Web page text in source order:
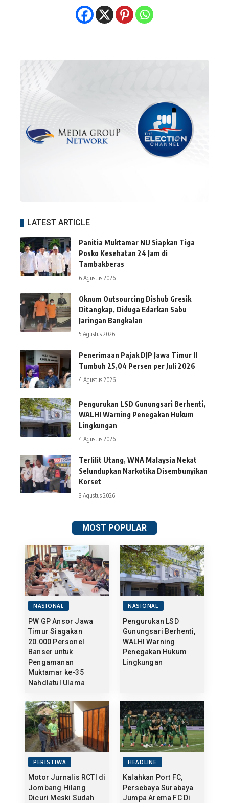
LATEST ARTICLE
Panitia Muktamar NU Siapkan Tiga
Posko Kesehatan 24 Jam di
Tambakberas
6 Agustus 2026
Oknum Outsourcing Dishub Gresik
Ditangkap, Diduga Edarkan Sabu
Jaringan Bangkalan
5 Agustus 2026
Penerimaan Pajak DJP Jawa Timur II
Tumbuh 25,04 Persen per Juli 2026
4 Agustus 2026
Pengurukan LSD Gunungsari Berhenti,
WALHI Warning Penegakan Hukum
Lingkungan
4 Agustus 2026
Terlilit Utang, WNA Malaysia Nekat
Selundupkan Narkotika Disembunyikan
Korset
3 Agustus 2026
MOST POPULAR
NASIONAL
PW GP Ansor Jawa
Timur Siagakan
20.000 Personel
Banser untuk
Pengamanan
Muktamar ke-35
Nahdlatul Ulama
NASIONAL
Pengurukan LSD
Gunungsari Berhenti,
WALHI Warning
Penegakan Hukum
Lingkungan
PERISTIWA
Motor Jurnalis RCTI di
Jombang Hilang
Dicuri Meski Sudah
HEADLINE
Kalahkan Port FC,
Persebaya Surabaya
Jumpa Arema FC Di